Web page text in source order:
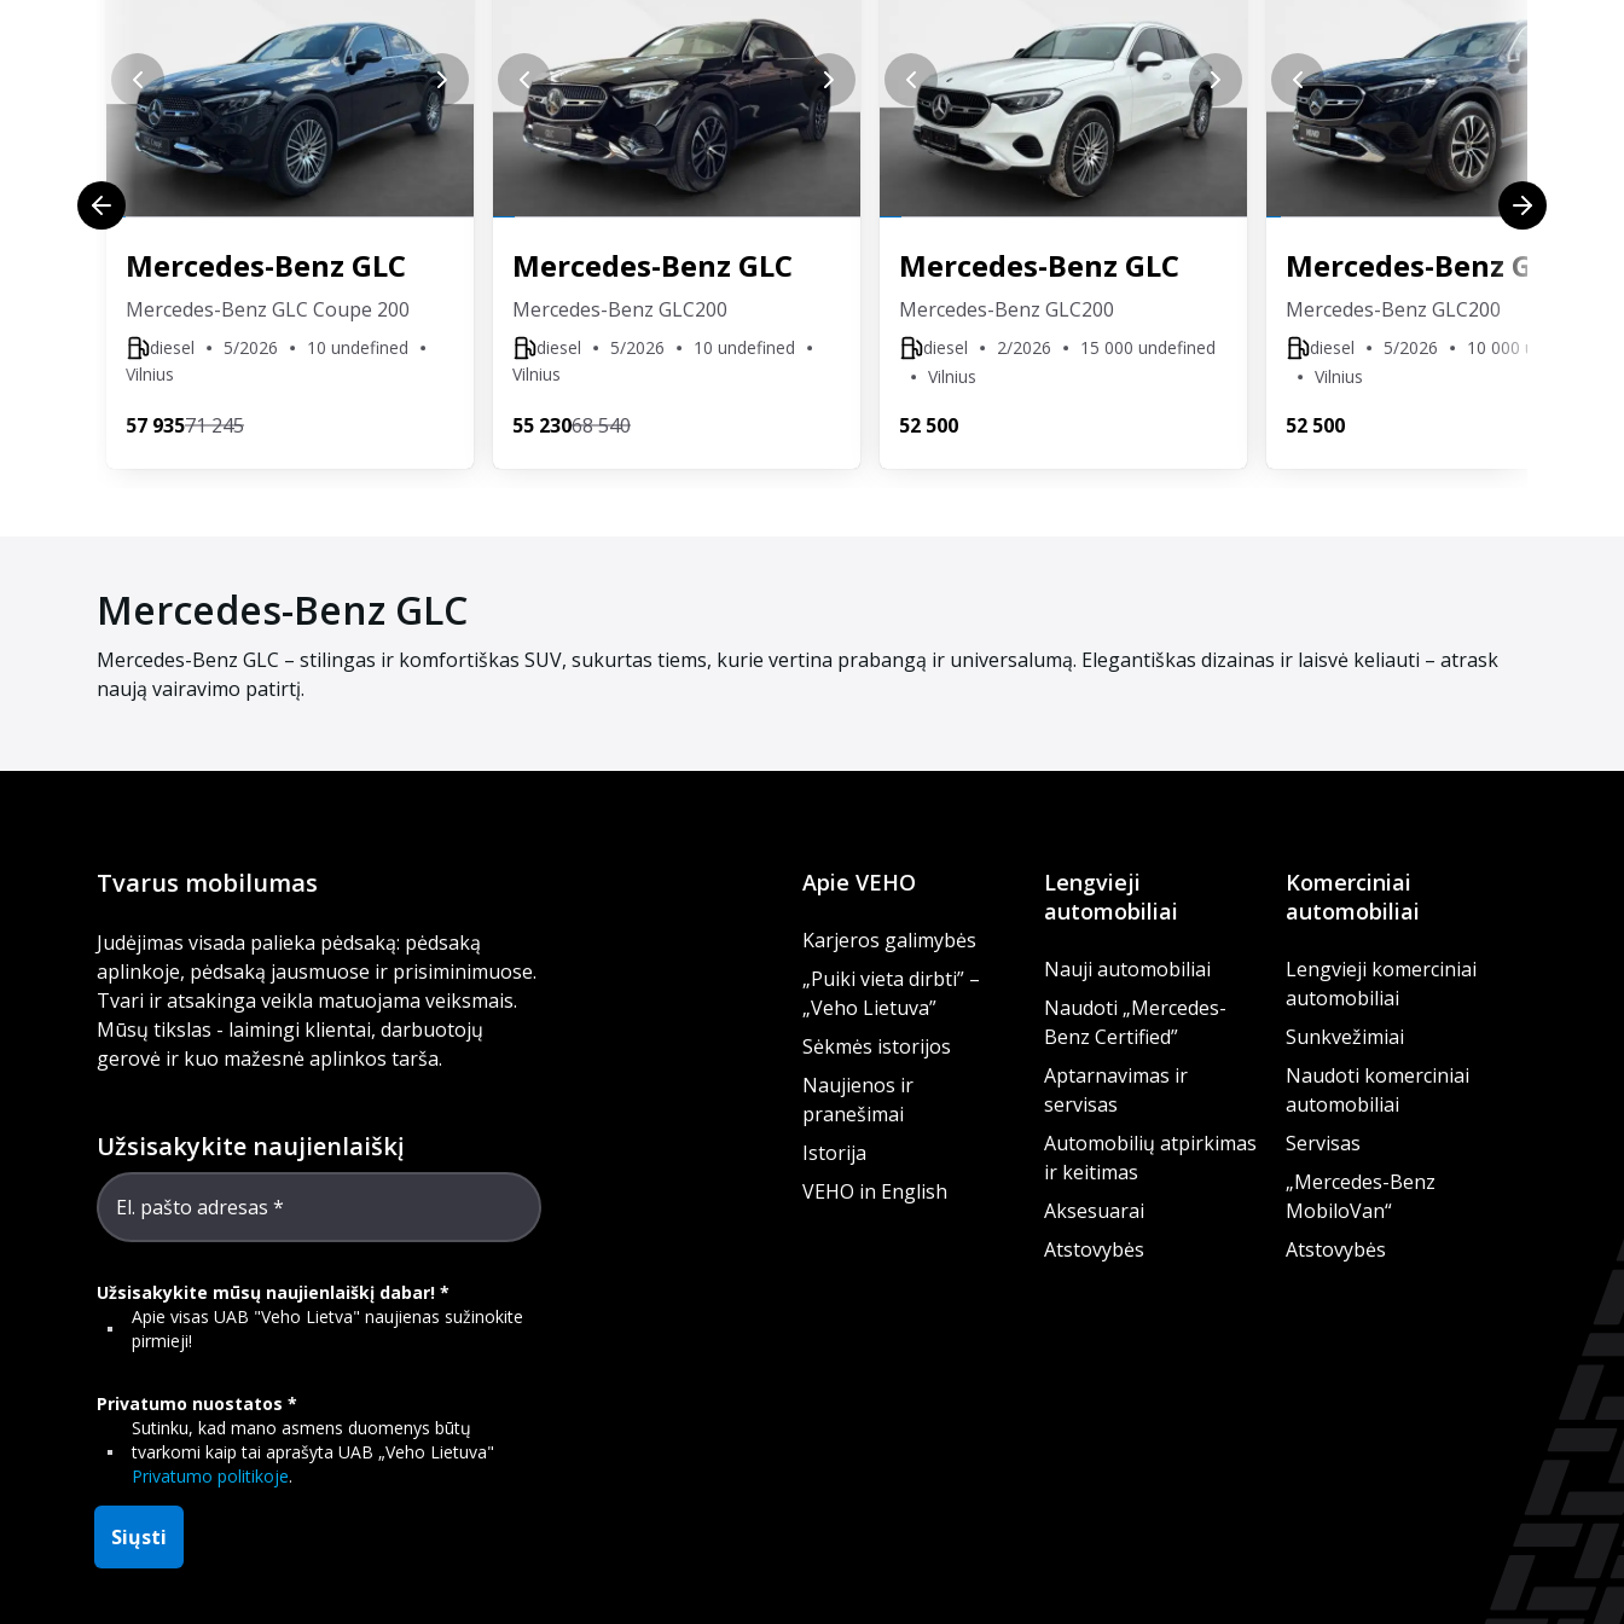
Atpirksime Jūsų turimą automobilį arba įvertinę turimo automobilio kainą užskaitysime kaip pradinį įnašą naujam arba Jūsų išsirinktam VEHO
naudotam automobiliui.
Mercedes-Benz GLC
Mercedes-Benz GLC Coupe 200
diesel 5/2026
10 undefined
Vilnius
57 93571 245
Mercedes-Benz GLC
Mercedes-Benz GLC200
diesel 5/2026
10 undefined
Vilnius
55 23068 540
Mercedes-Benz GLC
Mercedes-Benz GLC200
diesel 2/2026
15 000 undefined
Vilnius
52 500
Mercedes-Benz GLC
Mercedes-Benz GLC200
diesel 5/2026
10 000 undefined
Vilnius
52 500
Mercedes-Benz GLC
Mercedes-Benz GLC – stilingas ir komfortiškas SUV, sukurtas tiems, kurie vertina prabangą ir universalumą. Elegantiškas dizainas ir laisvė keliauti – atrask
naują vairavimo patirtį.
Tvarus mobilumas
Judėjimas visada palieka pėdsaką: pėdsaką
aplinkoje, pėdsaką jausmuose ir prisiminimuose.
Tvari ir atsakinga veikla matuojama veiksmais.
Mūsų tikslas - laimingi klientai, darbuotojų
gerovė ir kuo mažesnė aplinkos tarša.
Užsisakykite naujienlaiškį
El. pašto adresas
Užsisakykite mūsų naujienlaiškį dabar!
Apie visas UAB "Veho Lietva" naujienas sužinokite
pirmieji!
Privatumo nuostatos
Sutinku, kad mano asmens duomenys būtų
tvarkomi kaip tai aprašyta UAB „Veho Lietuva"
Privatumo politikoje.
Siųsti
Apie VEHO
Karjeros galimybės
„Puiki vieta dirbti” –
„Veho Lietuva”
Sėkmės istorijos
Naujienos ir
pranešimai
Istorija
VEHO in English
Lengvieji
automobiliai
Nauji automobiliai
Naudoti „Mercedes-
Benz Certified”
Aptarnavimas ir
servisas
Automobilių atpirkimas
ir keitimas
Aksesuarai
Atstovybės
Komerciniai
automobiliai
Lengvieji komerciniai
automobiliai
Sunkvežimiai
Naudoti komerciniai
automobiliai
Servisas
„Mercedes-Benz
MobiloVan“
Atstovybės